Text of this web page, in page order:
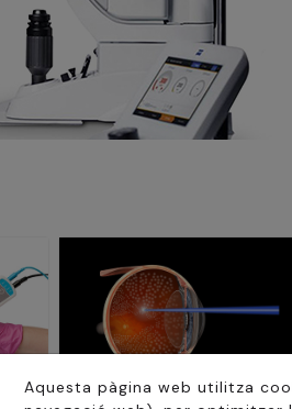
Aquesta pàgina web utilitza